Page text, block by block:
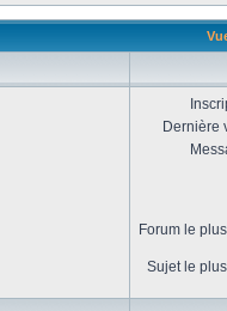
Dernière
Forum le
Sujet le